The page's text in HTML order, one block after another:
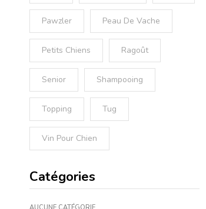
Pawzler Peau De Vache
Petits Chiens Ragoût
Senior Shampooing
Topping Tug
Vin Pour Chien
Catégories